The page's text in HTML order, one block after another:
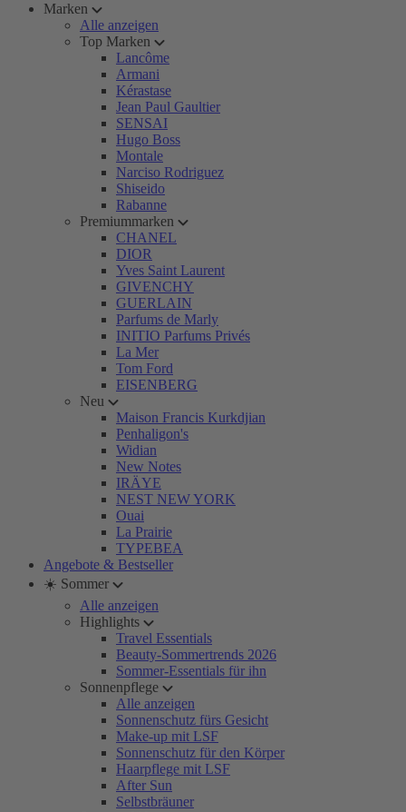
Marken
Alle anzeigen
Top Marken
Lancôme
Armani
Kérastase
Jean Paul Gaultier
SENSAI
Hugo Boss
Montale
Narciso Rodriguez
Shiseido
Rabanne
Premiummarken
CHANEL
DIOR
Yves Saint Laurent
GIVENCHY
GUERLAIN
Parfums de Marly
INITIO Parfums Privés
La Mer
Tom Ford
EISENBERG
Neu
Maison Francis Kurkdjian
Penhaligon's
Widian
New Notes
IRÄYE
NEST NEW YORK
Ouai
La Prairie
TYPEBEA
Angebote & Bestseller
☀️ Sommer
Alle anzeigen
Highlights
Travel Essentials
Beauty-Sommertrends 2026
Sommer-Essentials für ihn
Sonnenpflege
Alle anzeigen
Sonnenschutz fürs Gesicht
Make-up mit LSF
Sonnenschutz für den Körper
Haarpflege mit LSF
After Sun
Selbstbräuner